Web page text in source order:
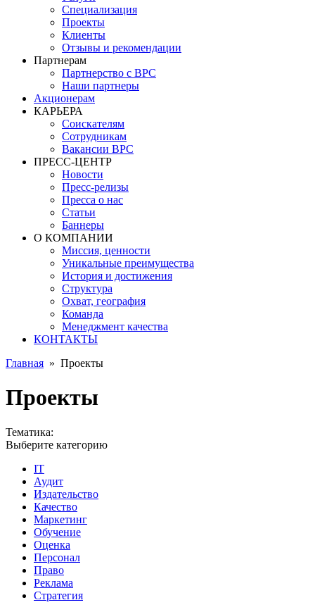
Специализация
Проекты
Клиенты
Отзывы и рекомендации
Партнерам
Партнерство с BPC
Наши партнеры
Акционерам
КАРЬЕРА
Соискателям
Сотрудникам
Вакансии BPC
ПРЕСС-ЦЕНТР
Новости
Пресс-релизы
Пресса о нас
Статьи
Баннеры
О КОМПАНИИ
Миссия, ценности
Уникальные преимущества
История и достижения
Структура
Охват, география
Команда
Менеджмент качества
КОНТАКТЫ
Главная » Проекты
Проекты
Тематика:
Выберите категорию
IT
Аудит
Издательство
Качество
Маркетинг
Обучение
Оценка
Персонал
Право
Реклама
Стратегия